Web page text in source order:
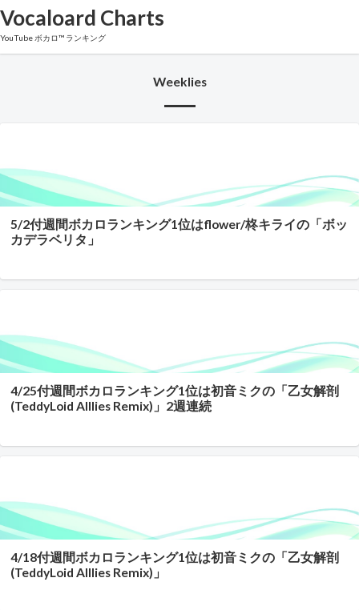
Vocaloard Charts
YouTube ボカロ™ ランキング
Weeklies
5/2付週間ボカロランキング1位はflower/柊キライの「ボッ
カデラベリタ」
4/25付週間ボカロランキング1位は初音ミクの「乙女解剖
(TeddyLoid Alllies Remix)」2週連続
4/18付週間ボカロランキング1位は初音ミクの「乙女解剖
(TeddyLoid Alllies Remix)」